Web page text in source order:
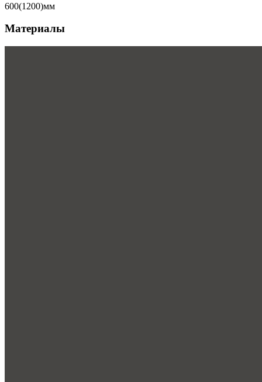
600(1200)мм
Материалы